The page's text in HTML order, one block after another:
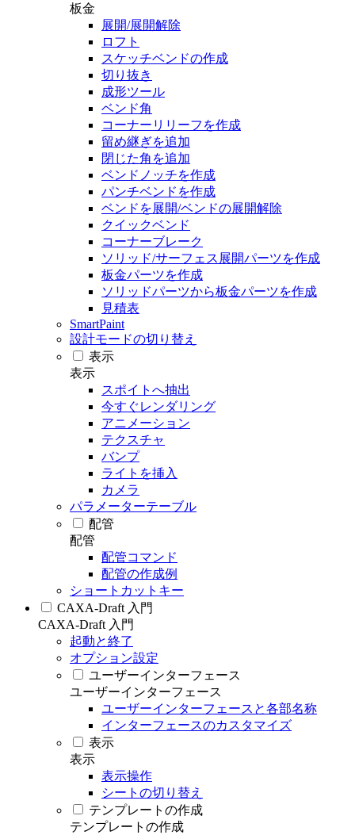
板金
展開/展開解除
ロフト
スケッチベンドの作成
切り抜き
成形ツール
ベンド角
コーナーリリーフを作成
留め継ぎを追加
閉じた角を追加
ベンドノッチを作成
パンチベンドを作成
ベンドを展開/ベンドの展開解除
クイックベンド
コーナーブレーク
ソリッド/サーフェス展開パーツを作成
板金パーツを作成
ソリッドパーツから板金パーツを作成
見積表
SmartPaint
設計モードの切り替え
表示
表示
スポイトへ抽出
今すぐレンダリング
アニメーション
テクスチャ
バンプ
ライトを挿入
カメラ
パラメーターテーブル
配管
配管
配管コマンド
配管の作成例
ショートカットキー
CAXA-Draft 入門
CAXA-Draft 入門
起動と終了
オプション設定
ユーザーインターフェース
ユーザーインターフェース
ユーザーインターフェースと各部名称
インターフェースのカスタマイズ
表示
表示
表示操作
シートの切り替え
テンプレートの作成
テンプレートの作成